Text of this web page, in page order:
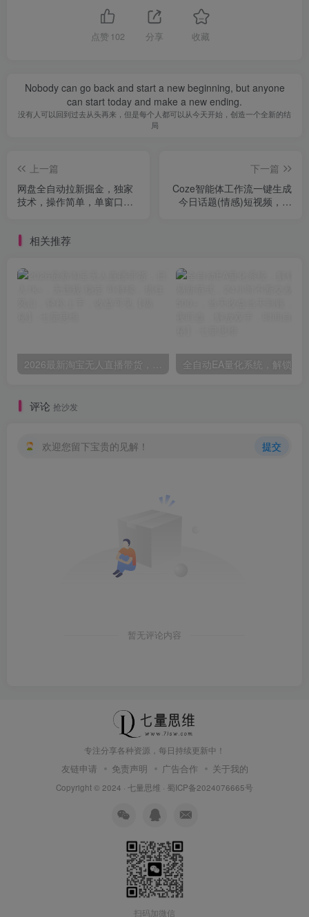
点赞 102 分享 收藏
Nobody can go back and start a new beginning, but anyone
can start today and make a new ending.
没有人可以回到过去从头再来，但是每个人都可以从今天开始，创造一个全新的结
局
上一篇
网盘全自动拉新掘金，独家
技术，操作简单，单窗口轻
下一篇
Coze智能体工作流一键生成
今日话题(情感)短视频，全
相关推荐
评论 抢沙发
欢迎您留下宝贵的见解！ 提交
暂无评论内容
专注分享各种资源，每日持续更新中！
友链申请 免责声明 广告合作 关于我的
Copyright © 2024 · 七量思维 · 蜀ICP备2024076665号
扫码加微信